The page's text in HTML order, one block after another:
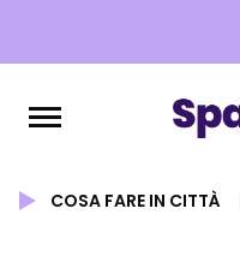
COSA FARE IN CITTÀ